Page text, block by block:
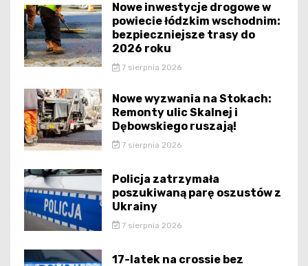
Nowe inwestycje drogowe w
powiecie łódzkim wschodnim:
bezpieczniejsze trasy do
2026 roku
7 sierpnia 2026
Nowe wyzwania na Stokach:
Remonty ulic Skalnej i
Dębowskiego ruszają!
7 sierpnia 2026
Policja zatrzymała
poszukiwaną parę oszustów z
Ukrainy
7 sierpnia 2026
17-latek na crossie bez